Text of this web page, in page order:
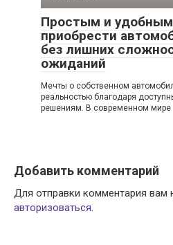
Простым и
приобрести
без лишних
ожиданий
Мечты о собственном
реальностью благодаря
решениям. В современном мире
Добавить комментарий
Для отправки комментария вам
авторизоваться.